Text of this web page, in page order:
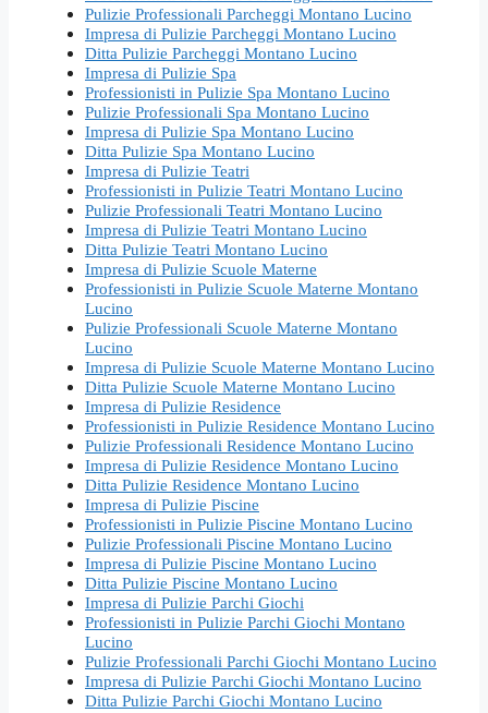
Pulizie Professionali Parcheggi Montano Lucino
Impresa di Pulizie Parcheggi Montano Lucino
Ditta Pulizie Parcheggi Montano Lucino
Impresa di Pulizie Spa
Professionisti in Pulizie Spa Montano Lucino
Pulizie Professionali Spa Montano Lucino
Impresa di Pulizie Spa Montano Lucino
Ditta Pulizie Spa Montano Lucino
Impresa di Pulizie Teatri
Professionisti in Pulizie Teatri Montano Lucino
Pulizie Professionali Teatri Montano Lucino
Impresa di Pulizie Teatri Montano Lucino
Ditta Pulizie Teatri Montano Lucino
Impresa di Pulizie Scuole Materne
Professionisti in Pulizie Scuole Materne Montano
Lucino
Pulizie Professionali Scuole Materne Montano
Lucino
Impresa di Pulizie Scuole Materne Montano Lucino
Ditta Pulizie Scuole Materne Montano Lucino
Impresa di Pulizie Residence
Professionisti in Pulizie Residence Montano Lucino
Pulizie Professionali Residence Montano Lucino
Impresa di Pulizie Residence Montano Lucino
Ditta Pulizie Residence Montano Lucino
Impresa di Pulizie Piscine
Professionisti in Pulizie Piscine Montano Lucino
Pulizie Professionali Piscine Montano Lucino
Impresa di Pulizie Piscine Montano Lucino
Ditta Pulizie Piscine Montano Lucino
Impresa di Pulizie Parchi Giochi
Professionisti in Pulizie Parchi Giochi Montano
Lucino
Pulizie Professionali Parchi Giochi Montano Lucino
Impresa di Pulizie Parchi Giochi Montano Lucino
Ditta Pulizie Parchi Giochi Montano Lucino